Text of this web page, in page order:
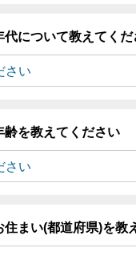
代について教えてくだ
齢を教えてください
住まい(都道府県)を教